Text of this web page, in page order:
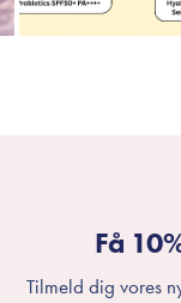
Få
Tilmeld dig vores